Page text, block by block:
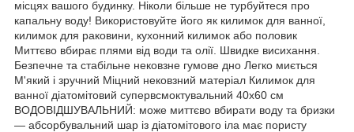
місцях вашого будинку. Ніколи більше не турбуйтеся про
капальну воду! Використовуйте його як килимок для ванної,
килимок для раковини, кухонний килимок або половик
Миттєво вбирає плями від води та олії. Швидке висихання.
Безпечне та стабільне нековзне гумове дно Легко миється
М'який і зручний Міцний нековзний матеріал Килимок для
ванної діатомітовий супервсмоктувальний 40х60 см
ВОДОВІДШУВАЛЬНИЙ: може миттєво вбирати воду та бризки
— абсорбувальний шар із діатомітового іла має пористу